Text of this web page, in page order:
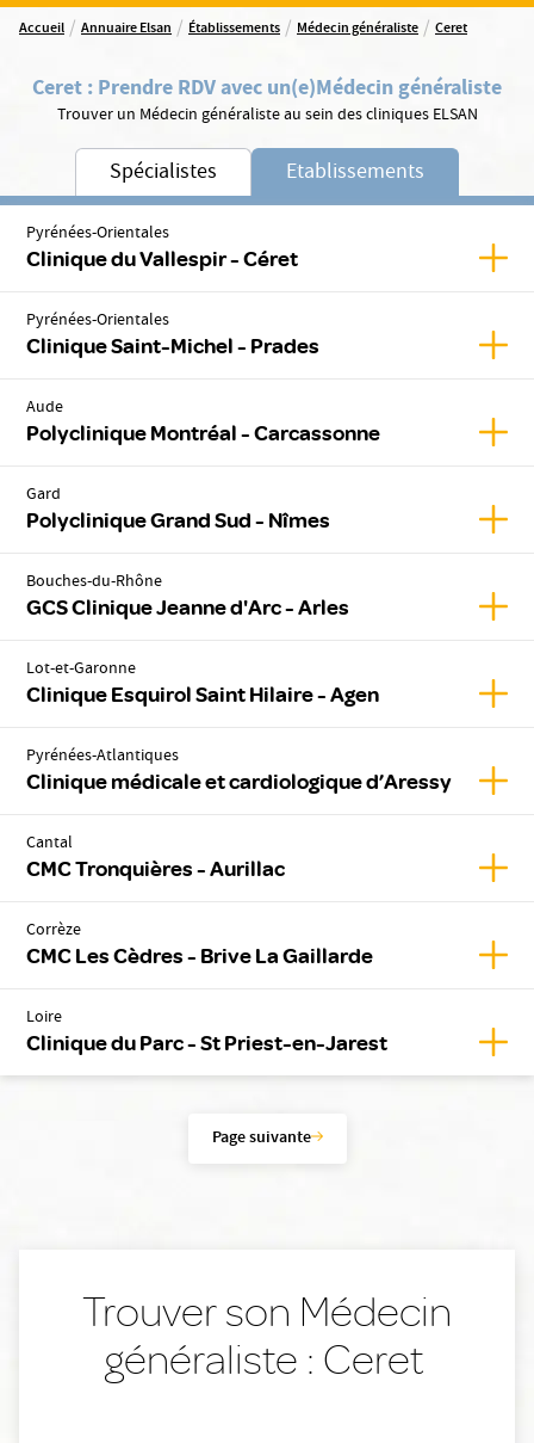
Accueil / Annuaire Elsan / Établissements / Médecin généraliste / Ceret
Ceret : Prendre RDV avec un(e)Médecin généraliste
Trouver un Médecin généraliste au sein des cliniques ELSAN
Spécialistes Etablissements
Pyrénées-Orientales
Clinique du Vallespir - Céret
Pyrénées-Orientales
Clinique Saint-Michel - Prades
Aude
Polyclinique Montréal - Carcassonne
Gard
Polyclinique Grand Sud - Nîmes
Bouches-du-Rhône
GCS Clinique Jeanne d'Arc - Arles
Lot-et-Garonne
Clinique Esquirol Saint Hilaire - Agen
Pyrénées-Atlantiques
Clinique médicale et cardiologique d’Aressy
Cantal
CMC Tronquières - Aurillac
Corrèze
CMC Les Cèdres - Brive La Gaillarde
Loire
Clinique du Parc - St Priest-en-Jarest
Page suivante
Trouver son Médecin
généraliste : Ceret